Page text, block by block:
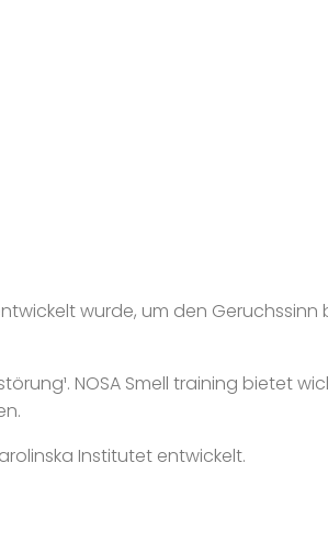
wurde, um den
NOSA Smell training bietet
Institutet entwickelt.